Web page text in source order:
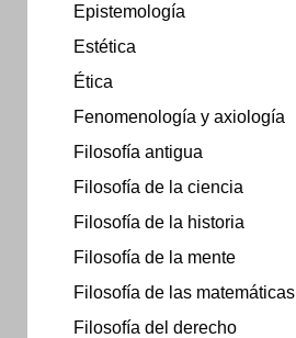
Epistemología
Estética
Ética
Fenomenología y axiología
Filosofía antigua
Filosofía de la ciencia
Filosofía de la historia
Filosofía de la mente
Filosofía de las matemáticas
Filosofía del derecho